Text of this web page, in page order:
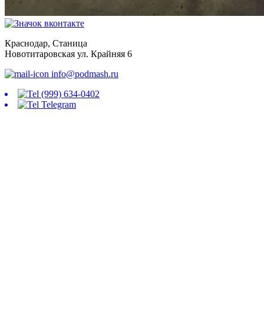
Краснодар, Станица
Новотитаровская ул. Крайняя 6
info@podmash.ru
(999) 634-0402
Telegram